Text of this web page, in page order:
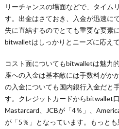
リーチャンスの場面などで、タイム
す。出金はさておき、入金が迅速に
失に直結するのでとても重要な要素
bitwalletはしっかりとニーズに応えて
コスト面についてもbitwalletは魅力
座への入金は基本敵には手数料がか
の入金についても国内銀行入金だと
す。クレジットカードからbitwallet
Mastarcard、JCBが「4％」、
が「5％」となっています。もっと